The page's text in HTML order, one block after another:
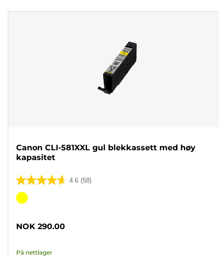
Canon CLI-581XXL gul blekkassett med høy
kapasitet
4.6 (58)
4.6
av
Fargekassett
NOK 290.00
På nettlager